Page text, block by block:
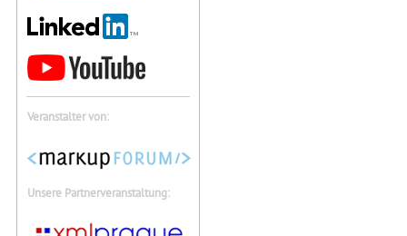
Veranstalter von:
Unsere Partnerveranstaltung: